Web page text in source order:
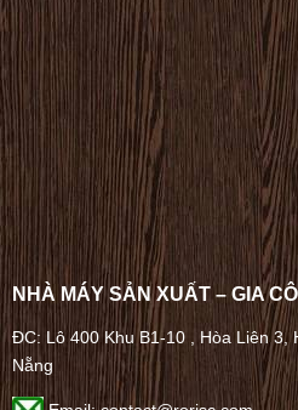
NHÀ MÁY SẢN XUẤT – GIA
ĐC: Lô 400 Khu B1-10 , Hòa Liên 3,
Nẵng